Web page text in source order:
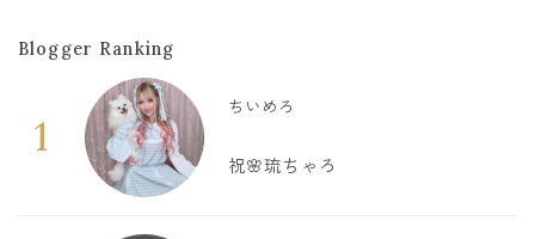
Blogger Ranking
1
ちいめろ
祝🌸琉ちゃろ